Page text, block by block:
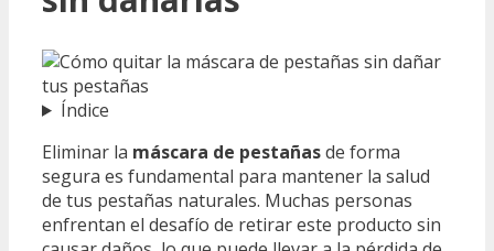
Índice
Eliminar la máscara de pestañasde forma
segura es fundamental para mantener la salud
de tus pestañas naturales. Muchas personas
enfrentan el desafío de retirar este producto sin